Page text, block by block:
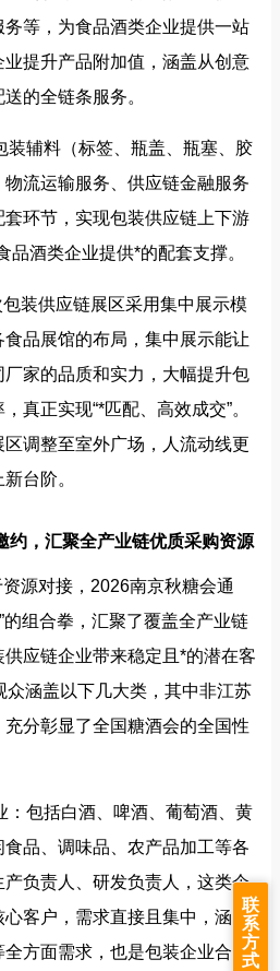
等，为食品酒类企业提供一站
提升产品附加值，涵盖从创意
的全链条服务。
辅料（标签、瓶盖、瓶塞、胶
流运输服务、供应链金融服务
环节，实现包装供应链上下游
品酒类企业提供*的配套支撑。
装供应链展区采用集中展示模
品展馆的布局，集中展示能让
家的品质和实力，大幅提升包
真正实现“*匹配、高效成交”。
调整至室外广场，人流动线更
台阶。
约，汇聚全产业链优质采购资源
源对接，2026南京秋糖会通
的组合拳，汇聚了覆盖全产业链
应链企业带来稳定且*的潜在客
众涵盖以下几大类，其中非江苏
分彰显了全国糖酒会的全国性
：包括白酒、啤酒、葡萄酒、黄
品、调味品、农产品加工等各
负责人、研发负责人，这类企
客户，需求直接且集中，涵盖
方面需求，也是包装企业合作
联
系
方
式